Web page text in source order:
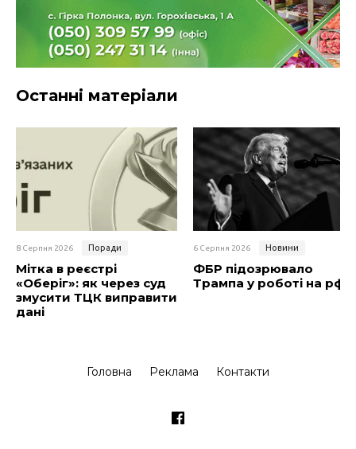
Останні матеріали
8 Серпня 2026 Поради
Мітка в реєстрі
«Оберіг»: як через суд
змусити ТЦК виправити
дані
6 Серпня 2026 Новини
ФБР підозрювало
Трампа у роботі на рф
Головна Реклама Контакти